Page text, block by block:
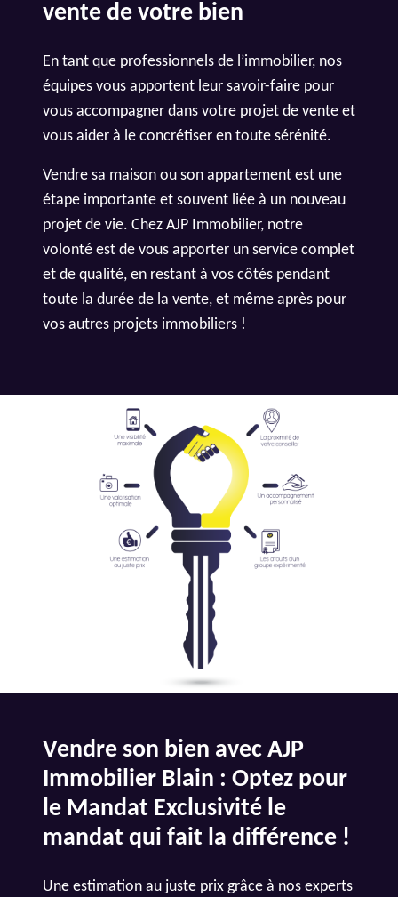
vente de votre bien
En tant que professionnels de l’immobilier, nos
équipes vous apportent leur savoir-faire pour
vous accompagner dans votre projet de vente et
vous aider à le concrétiser en toute sérénité.
Vendre sa maison ou son appartement est une
étape importante et souvent liée à un nouveau
projet de vie. Chez AJP Immobilier, notre
volonté est de vous apporter un service complet
et de qualité, en restant à vos côtés pendant
toute la durée de la vente, et même après pour
vos autres projets immobiliers !
Vendre son bien avec AJP
Immobilier Blain : Optez pour
le Mandat Exclusivité le
mandat qui fait la différence !
Une estimation au juste prix grâce à nos experts